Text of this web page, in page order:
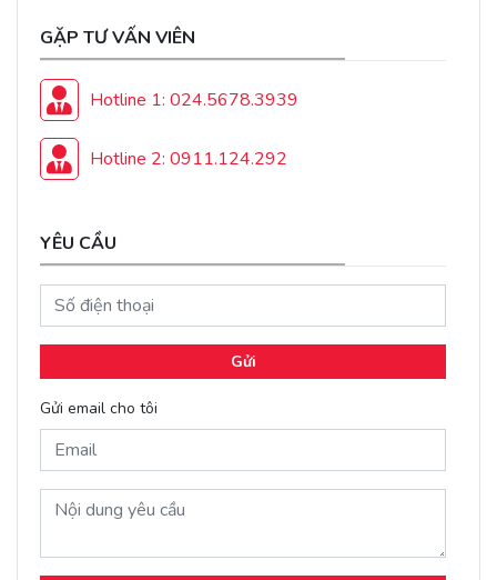
GẶP TƯ VẤN VIÊN
Hotline 1: 024.5678.3939
Hotline 2: 0911.124.292
YÊU CẦU
Gửi
Gửi email cho tôi